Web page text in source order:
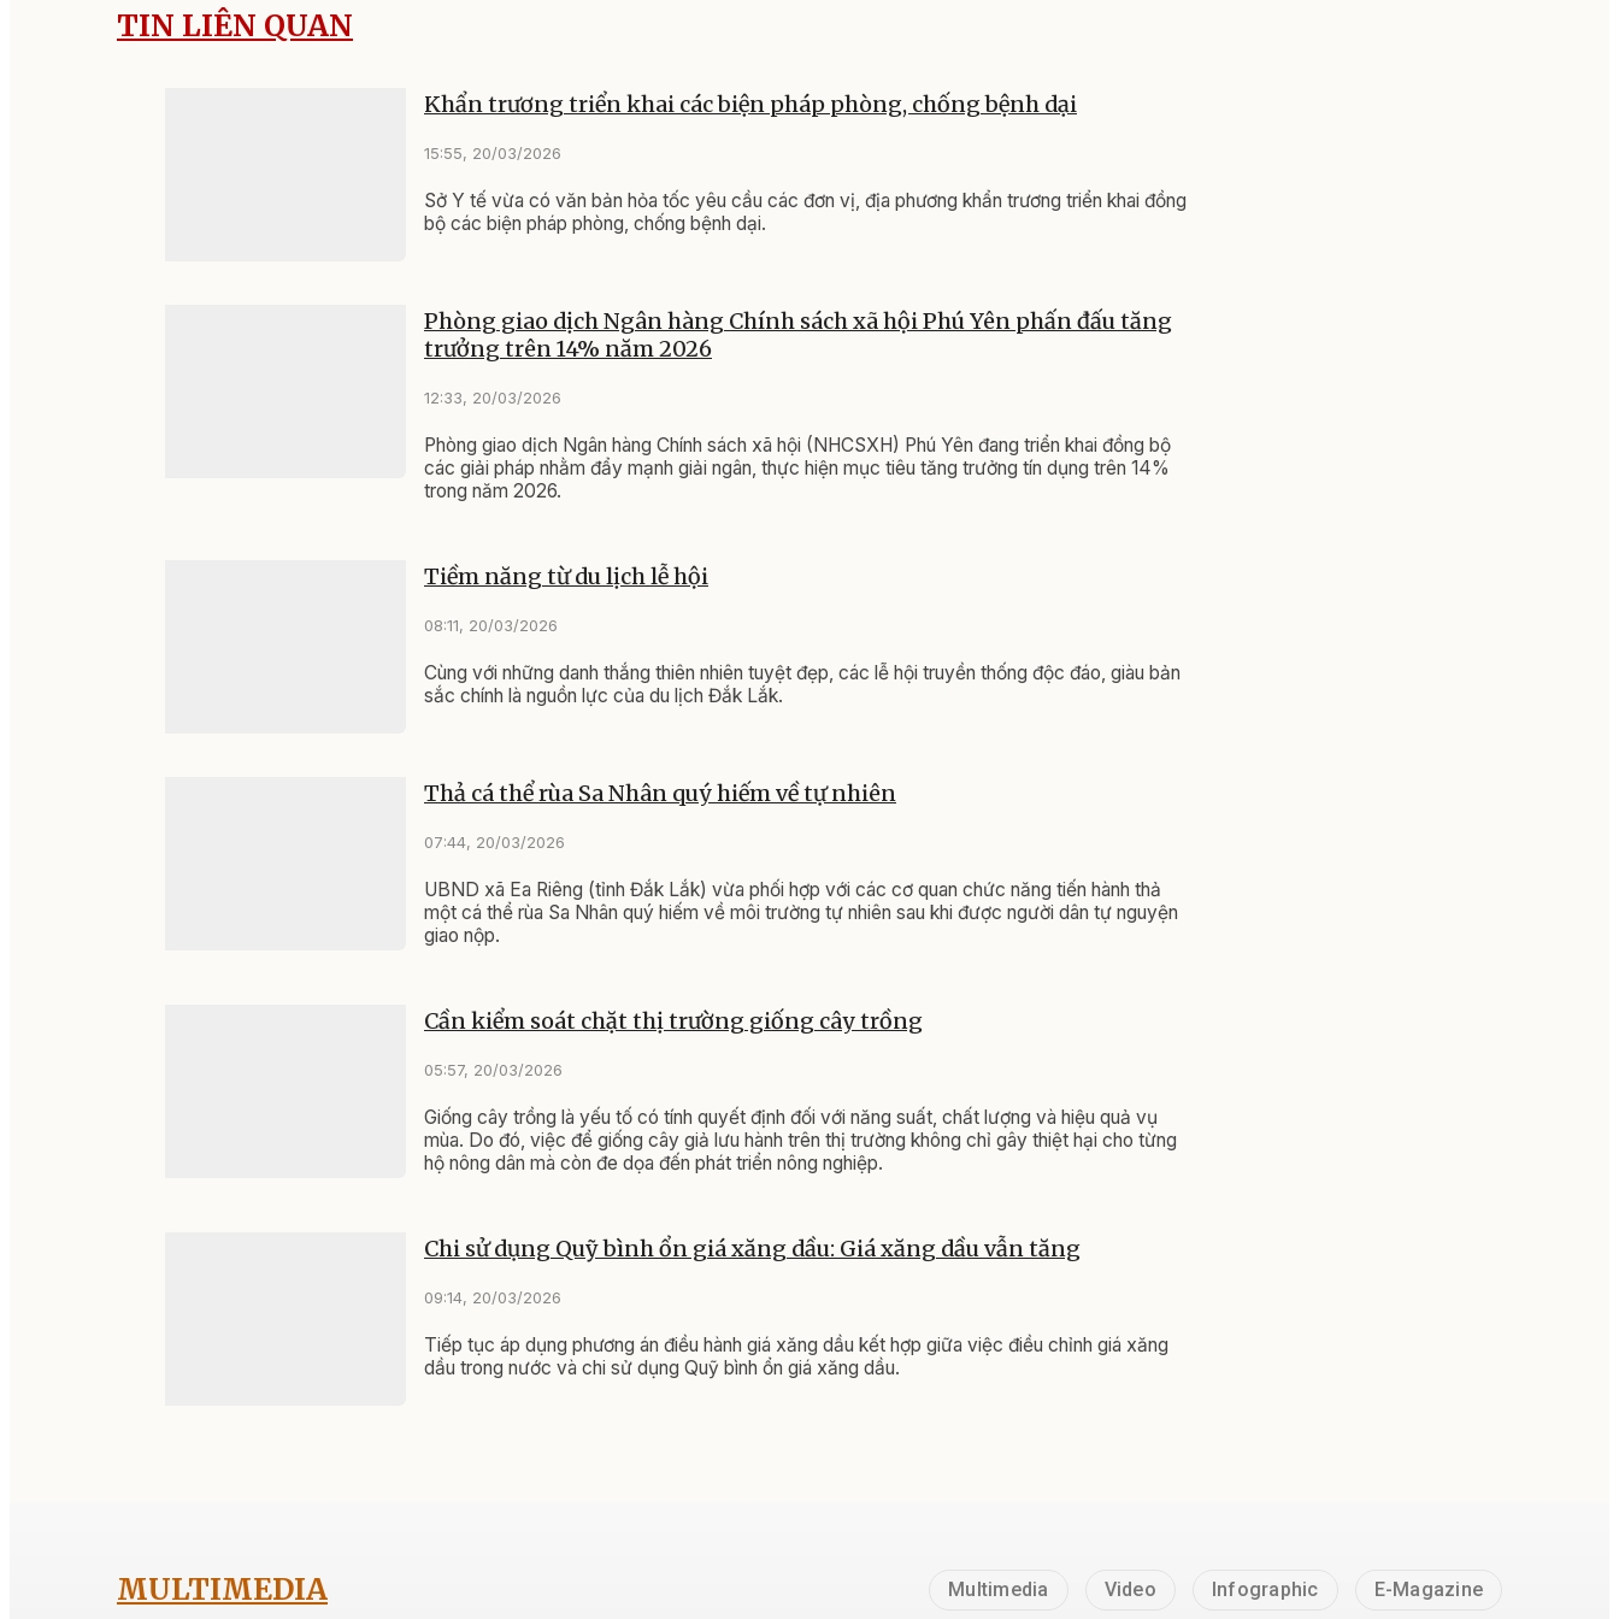
TIN LIÊN QUAN
Khẩn trương triển khai các biện pháp phòng, chống bệnh dại
15:55, 20/03/2026
Sở Y tế vừa có văn bản hỏa tốc yêu cầu các đơn vị, địa phương khẩn trương triển khai đồng
bộ các biện pháp phòng, chống bệnh dại.
Phòng giao dịch Ngân hàng Chính sách xã hội Phú Yên phấn đấu tăng
trưởng trên 14% năm 2026
12:33, 20/03/2026
Phòng giao dịch Ngân hàng Chính sách xã hội (NHCSXH) Phú Yên đang triển khai đồng bộ
các giải pháp nhằm đẩy mạnh giải ngân, thực hiện mục tiêu tăng trưởng tín dụng trên 14%
trong năm 2026.
Tiềm năng từ du lịch lễ hội
08:11, 20/03/2026
Cùng với những danh thắng thiên nhiên tuyệt đẹp, các lễ hội truyền thống độc đáo, giàu bản
sắc chính là nguồn lực của du lịch Đắk Lắk.
Thả cá thể rùa Sa Nhân quý hiếm về tự nhiên
07:44, 20/03/2026
UBND xã Ea Riêng (tỉnh Đắk Lắk) vừa phối hợp với các cơ quan chức năng tiến hành thả
một cá thể rùa Sa Nhân quý hiếm về môi trường tự nhiên sau khi được người dân tự nguyện
giao nộp.
Cần kiểm soát chặt thị trường giống cây trồng
05:57, 20/03/2026
Giống cây trồng là yếu tố có tính quyết định đối với năng suất, chất lượng và hiệu quả vụ
mùa. Do đó, việc để giống cây giả lưu hành trên thị trường không chỉ gây thiệt hại cho từng
hộ nông dân mà còn đe dọa đến phát triển nông nghiệp.
Chi sử dụng Quỹ bình ổn giá xăng dầu: Giá xăng dầu vẫn tăng
09:14, 20/03/2026
Tiếp tục áp dụng phương án điều hành giá xăng dầu kết hợp giữa việc điều chỉnh giá xăng
dầu trong nước và chi sử dụng Quỹ bình ổn giá xăng dầu.
MULTIMEDIA Multimedia Video Infographic E-Magazine